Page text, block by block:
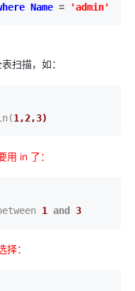
Name = 'admin'
扫描，如：
1,2,3)
in 了：
1 and 3
：